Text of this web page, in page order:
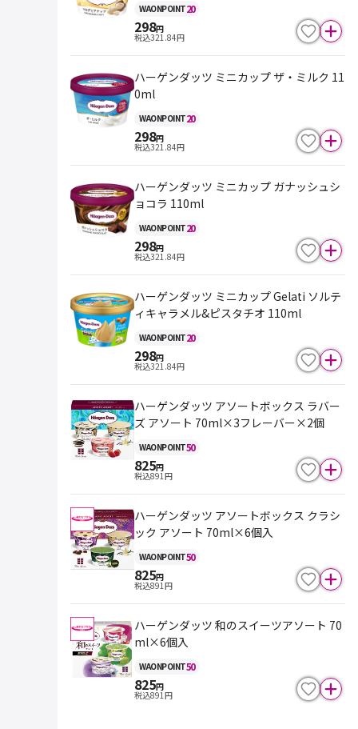
WAONPOINT20
298円
税込321.84円
ハーゲンダッツ ミニカップ ザ・ミルク 11
0ml
WAONPOINT20
298円
税込321.84円
ハーゲンダッツ ミニカップ ガナッシュシ
ョコラ 110ml
WAONPOINT20
298円
税込321.84円
ハーゲンダッツ ミニカップ Gelati ソルテ
ィキャラメル&ピスタチオ 110ml
WAONPOINT20
298円
税込321.84円
ハーゲンダッツ アソートボックス ラバー
ズ アソート 70ml×3フレーバー×2個
WAONPOINT50
825円
税込891 円
ハーゲンダッツ アソートボックス クラシ
ック アソート 70ml×6個入
WAONPOINT50
825円
税込891 円
ハーゲンダッツ 和のスイーツアソート 70
ml×6個入
WAONPOINT50
825円
税込891 円